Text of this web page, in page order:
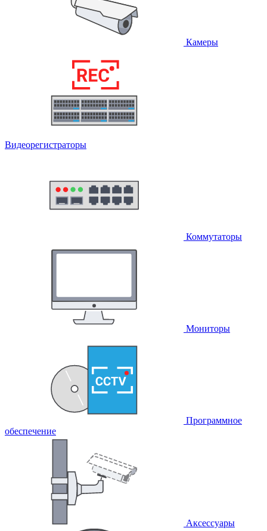
Камеры
Видеорегистраторы
Коммутаторы
Мониторы
Программное
обеспечение
Аксессуары